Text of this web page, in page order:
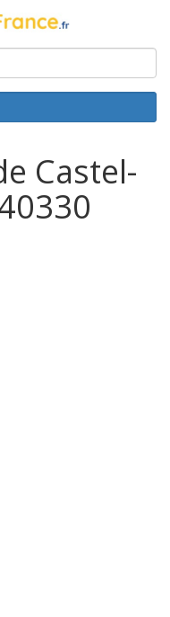
Castel-